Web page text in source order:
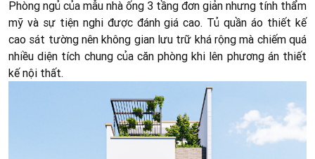
Phòng ngủ của mẫu nhà ống 3 tầng đơn giản nhưng tính thẩm
mỹ và sự tiện nghi được đánh giá cao. Tủ quần áo thiết kế
cao sát tường nên không gian lưu trữ khá rộng mà chiếm quá
nhiều diện tích chung của căn phòng khi lên phương án thiết
kế nội thất.